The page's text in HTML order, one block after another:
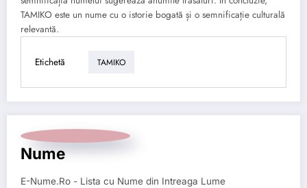
TAMIKO este un nume cu o istorie bogată și o semnificație culturală
relevantă.
Etichetă TAMIKO
Nume
E-Nume.Ro - Lista cu Nume din Intreaga Lume